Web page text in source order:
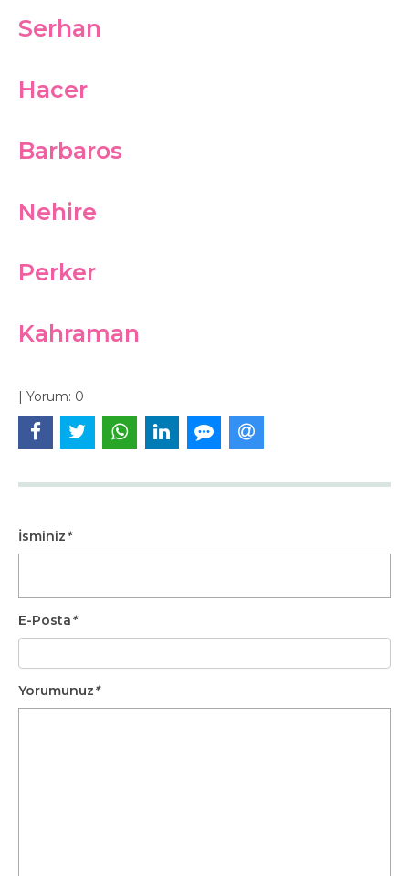
Serhan
Hacer
Barbaros
Nehire
Perker
Kahraman
| Yorum: 0
İsminiz*
E-Posta*
Yorumunuz*